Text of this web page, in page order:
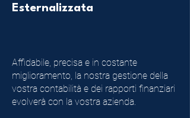
Esternalizzata
Affidabile, precisa e in costante
miglioramento, la nostra gestione della
vostra contabilità e dei rapporti finanziari
evolverà con la vostra azienda.